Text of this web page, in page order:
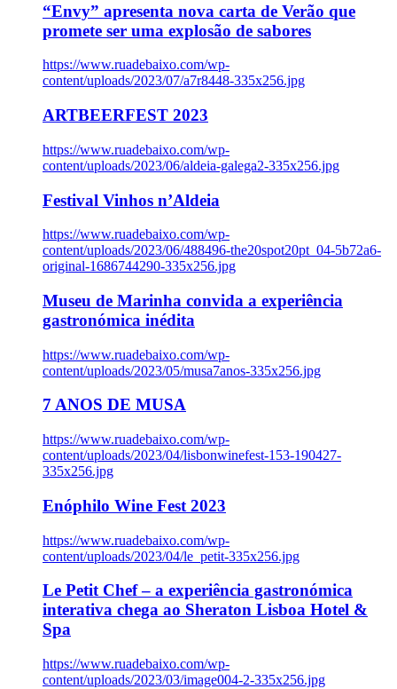
“Envy” apresenta nova carta de Verão que
promete ser uma explosão de sabores
https://www.ruadebaixo.com/wp-
content/uploads/2023/07/a7r8448-335x256.jpg
ARTBEERFEST 2023
https://www.ruadebaixo.com/wp-
content/uploads/2023/06/aldeia-galega2-335x256.jpg
Festival Vinhos n’Aldeia
https://www.ruadebaixo.com/wp-
content/uploads/2023/06/488496-the20spot20pt_04-5b72a6-
original-1686744290-335x256.jpg
Museu de Marinha convida a experiência
gastronómica inédita
https://www.ruadebaixo.com/wp-
content/uploads/2023/05/musa7anos-335x256.jpg
7 ANOS DE MUSA
https://www.ruadebaixo.com/wp-
content/uploads/2023/04/lisbonwinefest-153-190427-
335x256.jpg
Enóphilo Wine Fest 2023
https://www.ruadebaixo.com/wp-
content/uploads/2023/04/le_petit-335x256.jpg
Le Petit Chef – a experiência gastronómica
interativa chega ao Sheraton Lisboa Hotel &
Spa
https://www.ruadebaixo.com/wp-
content/uploads/2023/03/image004-2-335x256.jpg